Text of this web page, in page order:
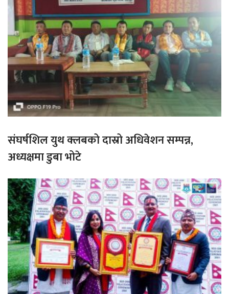
संघर्षशिल युथ क्लबको दास्रो अधिवेशन सम्पन्न,
अध्यक्षमा डुबा भोटे